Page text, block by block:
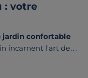
: votre
jardin confortable
incarnent l'art de
détente et